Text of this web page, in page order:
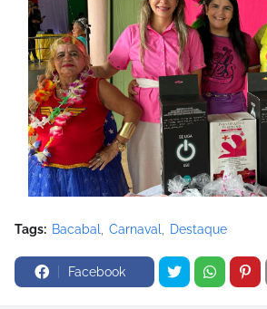
Tags: Bacabal Carnaval Destaque
Facebook